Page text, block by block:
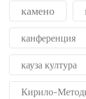
камено
канференция
кауза култура
Кирило-